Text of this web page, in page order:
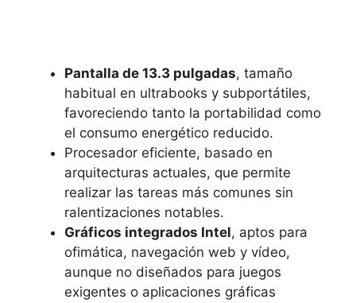
Pantalla de 13.3 pulgadas, tamaño
habitual en ultrabooks y subportátiles,
favoreciendo tanto la portabilidad como
el consumo energético reducido.
Procesador eficiente, basado en
arquitecturas actuales, que permite
realizar las tareas más comunes sin
ralentizaciones notables.
Gráficos integrados Intel, aptos para
ofimática, navegación web y vídeo,
aunque no diseñados para juegos
exigentes o aplicaciones gráficas